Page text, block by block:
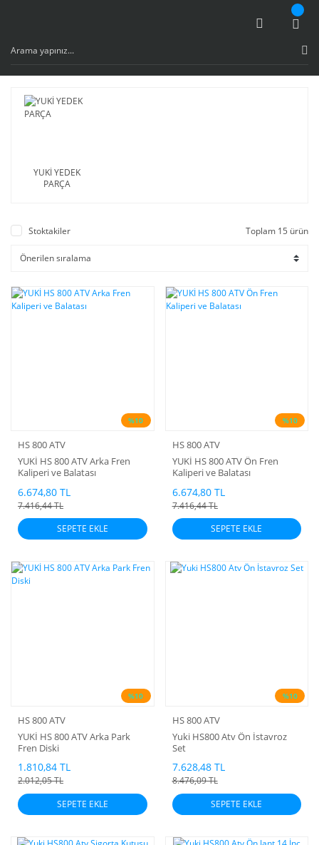
YUKİ YEDEK
PARÇA
Stoktakiler Toplam 15 ürün
%10
HS 800 ATV
YUKİ HS 800 ATV Arka Fren
Kaliperi ve Balatası
6.674,80 TL
7.416,44 TL
SEPETE EKLE
%10
HS 800 ATV
YUKİ HS 800 ATV Ön Fren
Kaliperi ve Balatası
6.674,80 TL
7.416,44 TL
SEPETE EKLE
%10
HS 800 ATV
YUKİ HS 800 ATV Arka Park
Fren Diski
1.810,84 TL
2.012,05 TL
SEPETE EKLE
%10
HS 800 ATV
Yuki HS800 Atv Ön İstavroz
Set
7.628,48 TL
8.476,09 TL
SEPETE EKLE